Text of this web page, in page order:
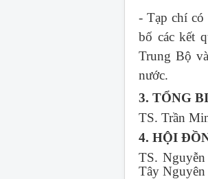
- Tạp chí có
bố các kết
Trung Bộ
nước.
3. TỔNG
TS. Trần
4. HỘI
TS.
Tây Nguyên